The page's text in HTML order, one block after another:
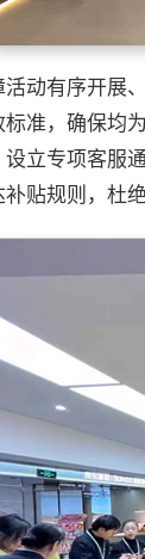
活动有序开展
标准，确保均
立专项客服
贴规则，杜